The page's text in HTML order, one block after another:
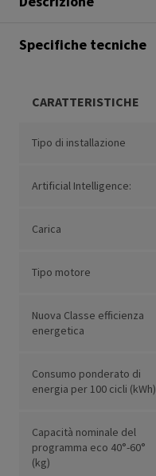
Specifiche tecniche
CARATTERISTICHE
Tipo di installazione
Artificial Intelligence:
Carica
Tipo motore
Nuova Classe efficienza
energetica
Consumo ponderato di
energia per 100 cicli (kWh)
Capacità nominale del
programma eco 40°-60°
(kg)